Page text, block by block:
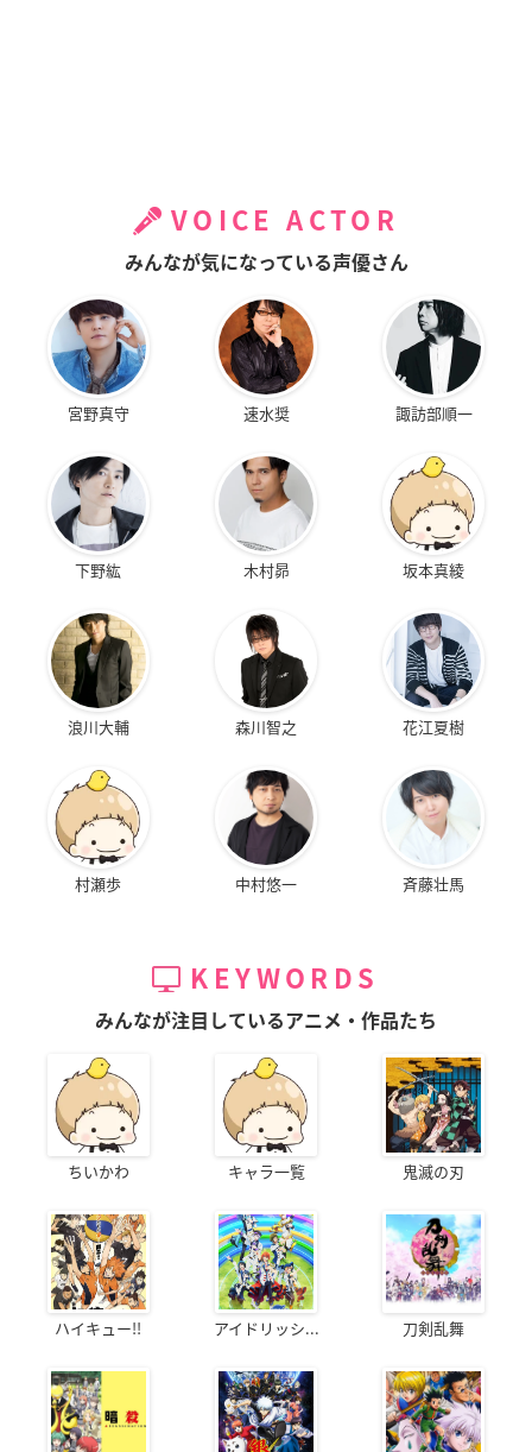
VOICE ACTOR
みんなが気になっている声優さん
宮野真守 速水奨 諏訪部順一
下野紘 木村昴 坂本真綾
浪川大輔 森川智之 花江夏樹
村瀬歩 中村悠一 斉藤壮馬
KEYWORDS
みんなが注目しているアニメ・作品たち
ちいかわ キャラ一覧 鬼滅の刃
ハイキュー!! アイドリッシ... 刀剣乱舞